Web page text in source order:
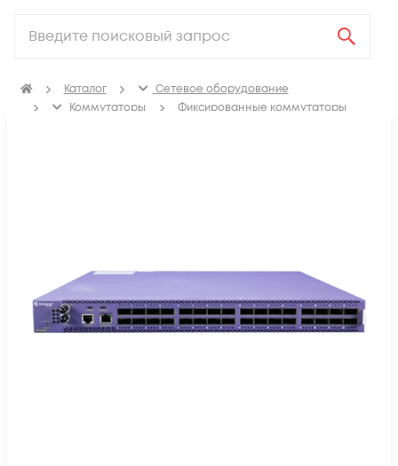
Каталог
Сетевое оборудование
Коммутаторы
Фиксированные коммутаторы